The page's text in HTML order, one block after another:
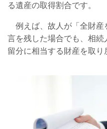
る遺産の取得割合です。
例えば、故人が「全財産
言を残した場合でも、相
留分に相当する財産を取り